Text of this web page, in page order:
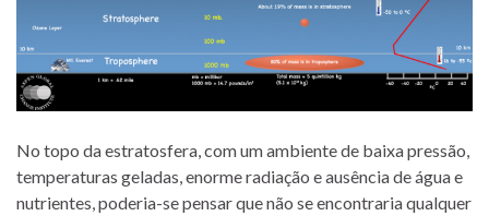
No topo da estratosfera, com um ambiente de baixa pressão,
temperaturas geladas, enorme radiação e ausência de água e
nutrientes, poderia-se pensar que não se encontraria qualquer